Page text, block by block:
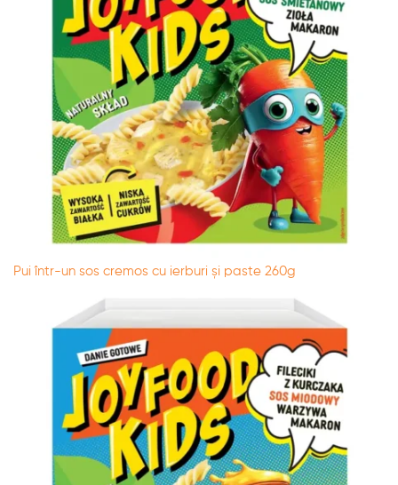
Pui într-un sos cremos cu ierburi și paste 260g